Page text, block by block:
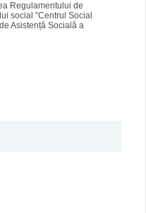
Regulamentului de
social ”Centrul Social
Asistență Socială a